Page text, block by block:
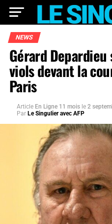
NEWS
Gérard
viols devant la
Paris
Article En Ligne 11 mois le 2
Par Le Singulier avec AFP